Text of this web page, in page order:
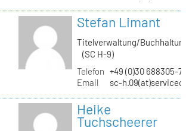
Stefan Limant
Titelverwaltung/
(SC H-9)
Telefon +49 (0)30 688305-
Email
sc-
Heike
Tuchscheerer